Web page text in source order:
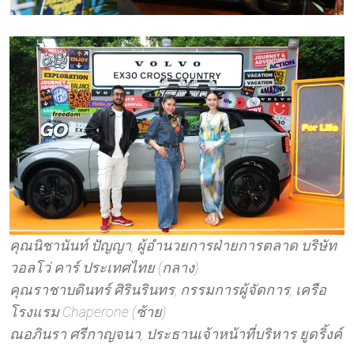
คุณนิชานันท์ ปัญญา, ผู้อำนวยการฝ่ายการตลาด บริษัท
วอลโว่ คาร์ ประเทศไทย (กลาง)
คุณราชาบดินทร์ ศิรินรินทร, กรรมการผู้จัดการ, เครือ
โรงแรม Chaperone (ซ้าย)
ณอภินรา ศรีกาญจนา, ประธานเจ้าหน้าที่บริหาร ยูดริ้งค์